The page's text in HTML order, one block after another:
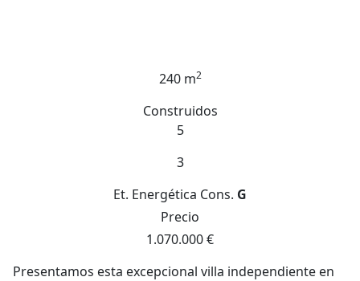
240 m2
Construidos
5
3
Et. Energética Cons. G
Precio
1.070.000 €
Presentamos esta excepcional villa independiente en